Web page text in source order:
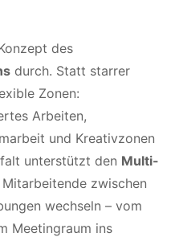
des
durch. Statt starrer
Zonen:
Arbeiten,
und Kreativzonen
unterstützt den Multi-
zwischen
wechseln – vom
Meetingraum ins